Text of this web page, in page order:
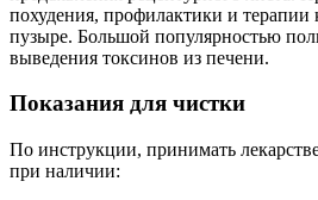
похудения, профилактики и
пузыре. Большой популярностью
выведения токсинов из печени.
Показания для чистки
По инструкции, принимать
при наличии: